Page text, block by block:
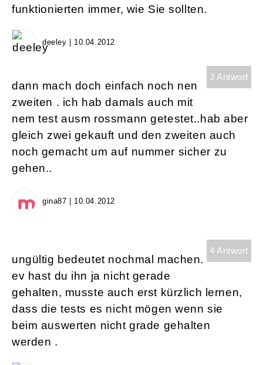
funktionierten immer, wie Sie sollten.
deeley | 10.04.2012
3 Antwort
dann mach doch einfach noch nen
zweiten . ich hab damals auch mit
nem test ausm rossmann getestet..hab aber
gleich zwei gekauft und den zweiten auch
noch gemacht um auf nummer sicher zu
gehen..
gina87 | 10.04.2012
4 Antwort
ungültig bedeutet nochmal machen.
ev hast du ihn ja nicht gerade
gehalten, musste auch erst kürzlich lernen,
dass die tests es nicht mögen wenn sie
beim auswerten nicht grade gehalten
werden .